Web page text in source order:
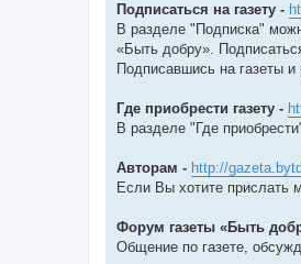
Подписаться на газету -
В разделе "Подписка"
«Быть добру».
Подписавшись на газеты
Где приобрести газету -
В разделе "Где
Авторам - http://
Если Вы хотите прислать
Форум газеты «Быть
Общение по газете,